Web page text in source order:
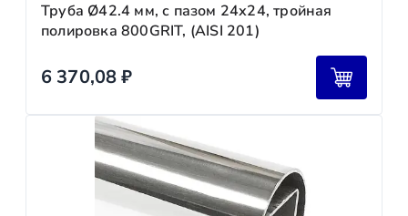
Труба Ø42.4 мм, с пазом 24х24, тройная
полировка 800GRIT, (AISI 201)
6 370,08₽